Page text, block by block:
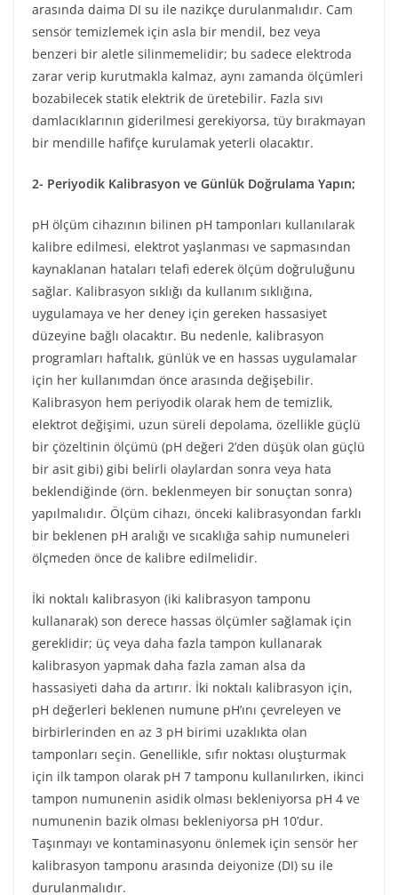
arasında daima DI su ile nazikçe durulanmalıdır. Cam
sensör temizlemek için asla bir mendil, bez veya
benzeri bir aletle silinmemelidir; bu sadece elektroda
zarar verip kurutmakla kalmaz, aynı zamanda ölçümleri
bozabilecek statik elektrik de üretebilir. Fazla sıvı
damlacıklarının giderilmesi gerekiyorsa, tüy bırakmayan
bir mendille hafifçe kurulamak yeterli olacaktır.
2- Periyodik Kalibrasyon ve Günlük Doğrulama Yapın;
pH ölçüm cihazının bilinen pH tamponları kullanılarak
kalibre edilmesi, elektrot yaşlanması ve sapmasından
kaynaklanan hataları telafi ederek ölçüm doğruluğunu
sağlar. Kalibrasyon sıklığı da kullanım sıklığına,
uygulamaya ve her deney için gereken hassasiyet
düzeyine bağlı olacaktır. Bu nedenle, kalibrasyon
programları haftalık, günlük ve en hassas uygulamalar
için her kullanımdan önce arasında değişebilir.
Kalibrasyon hem periyodik olarak hem de temizlik,
elektrot değişimi, uzun süreli depolama, özellikle güçlü
bir çözeltinin ölçümü (pH değeri 2’den düşük olan güçlü
bir asit gibi) gibi belirli olaylardan sonra veya hata
beklendiğinde (örn. beklenmeyen bir sonuçtan sonra)
yapılmalıdır. Ölçüm cihazı, önceki kalibrasyondan farklı
bir beklenen pH aralığı ve sıcaklığa sahip numuneleri
ölçmeden önce de kalibre edilmelidir.
İki noktalı kalibrasyon (iki kalibrasyon tamponu
kullanarak) son derece hassas ölçümler sağlamak için
gereklidir; üç veya daha fazla tampon kullanarak
kalibrasyon yapmak daha fazla zaman alsa da
hassasiyeti daha da artırır. İki noktalı kalibrasyon için,
pH değerleri beklenen numune pH’ını çevreleyen ve
birbirlerinden en az 3 pH birimi uzaklıkta olan
tamponları seçin. Genellikle, sıfır noktası oluşturmak
için ilk tampon olarak pH 7 tamponu kullanılırken, ikinci
tampon numunenin asidik olması bekleniyorsa pH 4 ve
numunenin bazik olması bekleniyorsa pH 10’dur.
Taşınmayı ve kontaminasyonu önlemek için sensör her
kalibrasyon tamponu arasında deiyonize (DI) su ile
durulanmalıdır.